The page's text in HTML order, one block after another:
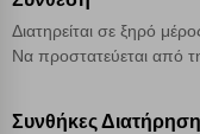
Διατηρείται σε ξηρό
Να προστατεύεται από
Συνθήκες